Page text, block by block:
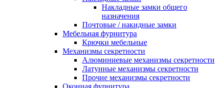
Накладные замки общего
назначения
Почтовые / накидные замки
Мебельная фурнитура
Крючки мебельные
Механизмы секретности
Алюминиевые механизмы секретности
Латунные механизмы секретности
Прочие механизмы секретности